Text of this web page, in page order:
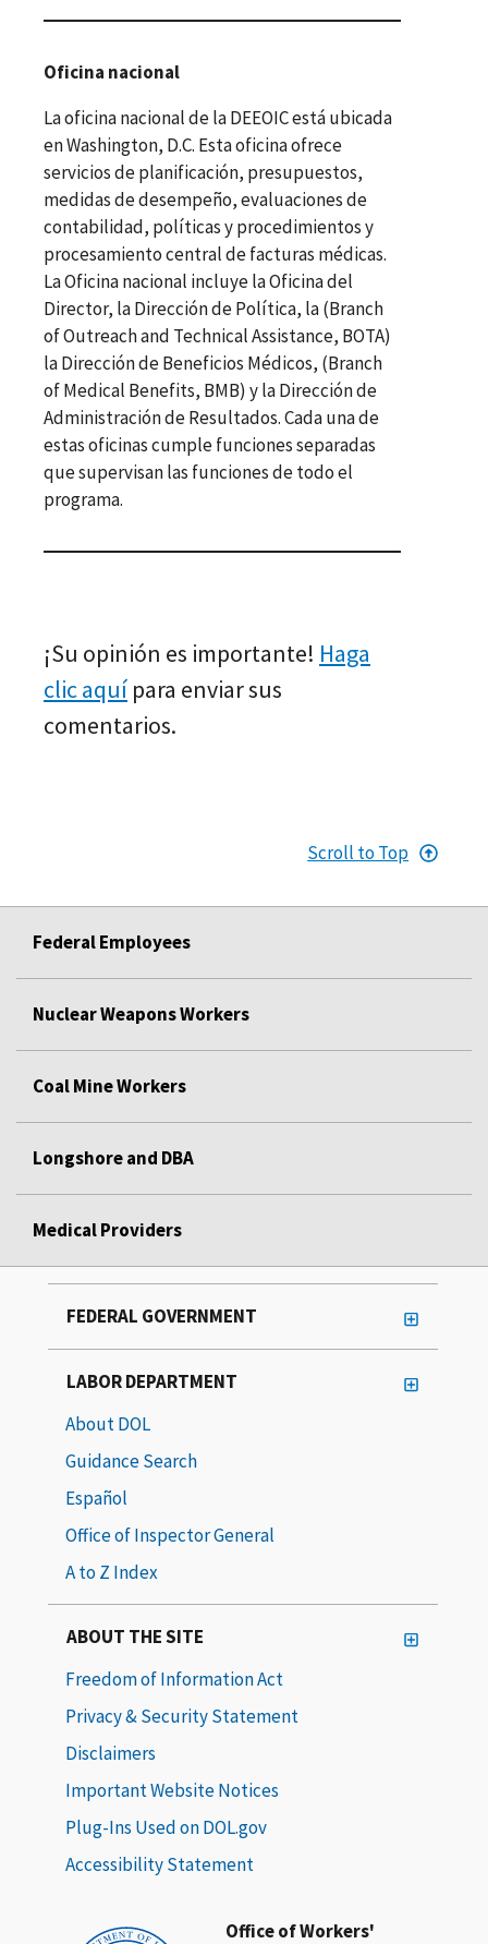
Oficina nacional
La oficina nacional de la DEEOIC está ubicada
en Washington, D.C. Esta oficina ofrece
servicios de planificación, presupuestos,
medidas de desempeño, evaluaciones de
contabilidad, políticas y procedimientos y
procesamiento central de facturas médicas.
La Oficina nacional incluye la Oficina del
Director, la Dirección de Política, la (Branch
of Outreach and Technical Assistance, BOTA)
la Dirección de Beneficios Médicos, (Branch
of Medical Benefits, BMB) y la Dirección de
Administración de Resultados. Cada una de
estas oficinas cumple funciones separadas
que supervisan las funciones de todo el
programa.
¡Su opinión es importante! Haga
clic aquí para enviar sus
comentarios.
Scroll to Top
Federal Employees
Nuclear Weapons Workers
Coal Mine Workers
Longshore and DBA
Medical Providers
Office of Workers'
FEDERAL GOVERNMENT
LABOR DEPARTMENT
About DOL
Guidance Search
Español
Office of Inspector General
A to Z Index
ABOUT THE SITE
Freedom of Information Act
Privacy & Security Statement
Disclaimers
Important Website Notices
Plug-Ins Used on DOL.gov
Accessibility Statement